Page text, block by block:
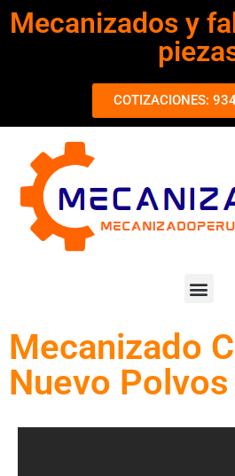
Mecanizados y
COTIZACIONES:
Mecanizado
Nuevo